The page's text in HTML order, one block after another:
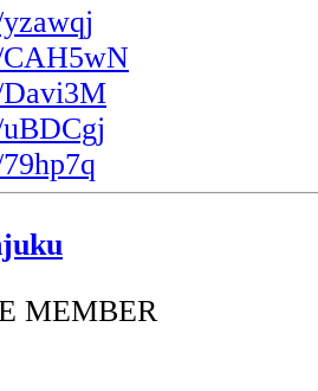
CAH5wN
MEMBER